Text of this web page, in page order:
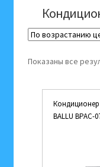
Как купить?
Показаны все
BALLU BPAC-